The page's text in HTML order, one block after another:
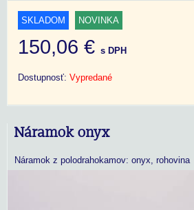
SKLADOM NOVINKA
150,06 € s DPH
Dostupnosť: Vypredané
Náramok onyx
Náramok z polodrahokamov: onyx, rohovina